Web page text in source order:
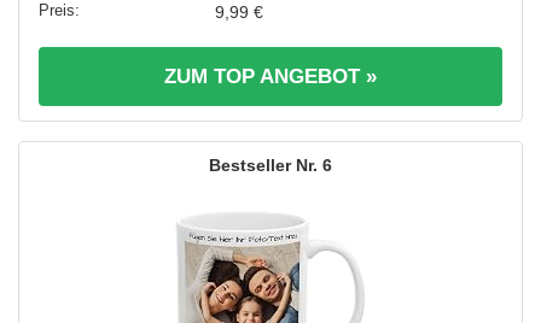
9,99 €
ZUM TOP ANGEBOT »
6